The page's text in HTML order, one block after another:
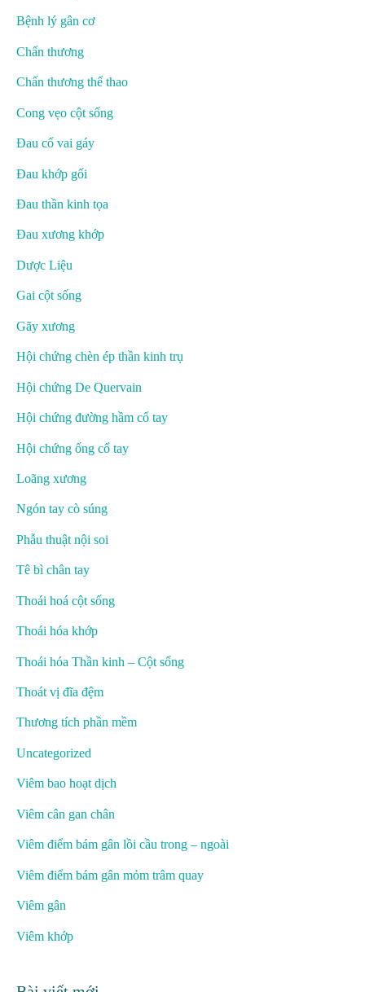
Bệnh lý gân cơ
Chấn thương
Chấn thương thể thao
Cong vẹo cột sống
Đau cổ vai gáy
Đau khớp gối
Đau thần kinh tọa
Đau xương khớp
Dược Liệu
Gai cột sống
Gãy xương
Hội chứng chèn ép thần kinh trụ
Hội chứng De Quervain
Hội chứng đường hầm cổ tay
Hội chứng ống cổ tay
Loãng xương
Ngón tay cò súng
Phẫu thuật nội soi
Tê bì chân tay
Thoái hoá cột sống
Thoái hóa khớp
Thoái hóa Thần kinh – Cột sống
Thoát vị đĩa đệm
Thương tích phần mềm
Uncategorized
Viêm bao hoạt dịch
Viêm cân gan chân
Viêm điểm bám gân lồi cầu trong – ngoài
Viêm điểm bám gân mỏm trâm quay
Viêm gân
Viêm khớp